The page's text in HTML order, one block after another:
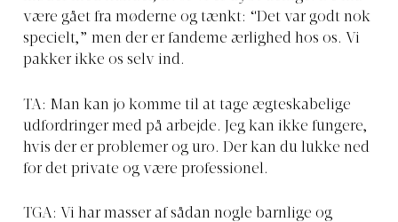
være gået fra møderne og tænkt: “Det var godt nok
specielt,” men der er fandeme ærlighed hos os. Vi
pakker ikke os selv ind.
TA: Man kan jo komme til at tage ægteskabelige
udfordringer med på arbejde. Jeg kan ikke fungere,
hvis der er problemer og uro. Der kan du lukke ned
for det private og være professionel.
TGA: Vi har masser af sådan nogle barnlige og